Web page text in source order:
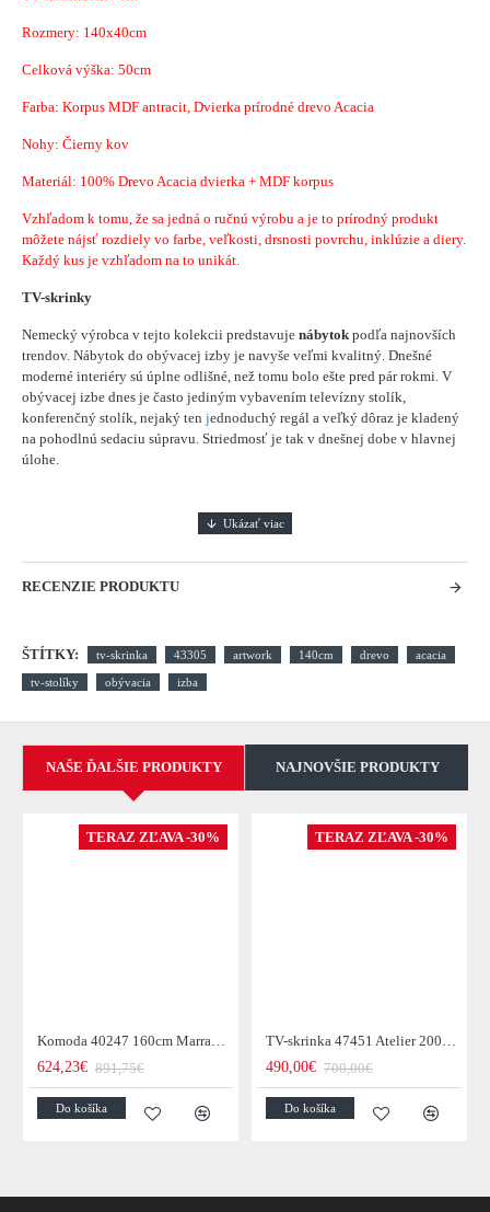
Rozmery: 140x40cm
Celková výška: 50cm
Farba: Korpus MDF antracit, Dvierka prírodné drevo Acacia
Nohy: Čierny kov
Materiál: 100% Drevo Acacia dvierka + MDF korpus
Vzhľadom k tomu, že sa jedná o ručnú výrobu a je to prírodný produkt
môžete nájsť rozdiely vo farbe, veľkosti, drsnosti povrchu, inklúzie a diery.
Každý kus je vzhľadom na to unikát.
TV-skrinky
Nemecký výrobca v tejto kolekcii predstavuje nábytok podľa najnovších
trendov. Nábytok do obývacej izby je navyše veľmi kvalitný. Dnešné
moderné interiéry sú úplne odlišné, než tomu bolo ešte pred pár rokmi. V
obývacej izbe dnes je často jediným vybavením televízny stolík,
konferenčný stolík, nejaký ten jednoduchý regál a veľký dôraz je kladený
na pohodlnú sedaciu súpravu. Striedmosť je tak v dnešnej dobe v hlavnej
úlohe.
RECENZIE PRODUKTU
ŠTÍTKY: tv-skrinka 43305 artwork 140cm drevo acacia
tv-stolíky obývacia izba
NAŠE ĎALŠIE PRODUKTY NAJNOVŠIE PRODUKTY
TERAZ ZĽAVA -30%
Komoda 40247 160cm Marrakesch Drevo Mango - Skladom u nás v Žiline - 1Ks
624,23€ 891,75€
Do košíka
TERAZ ZĽAVA -30%
TV-skrinka 47451 Atelier 200cm Natural Dub Dyha
490,00€ 700,00€
Do košíka